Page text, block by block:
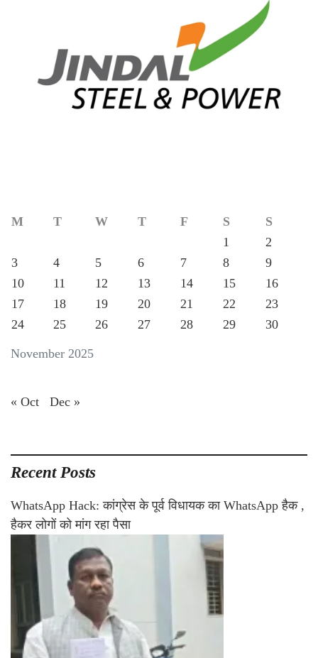
November 2025
M T W T F S
S
1
2
3
4 5 6 7 8
9
10
11 12 13 14 15
16
17
18 19 20 21 22
23
24
25 26 27 28 29 30
« Oct Dec »
Recent Posts
WhatsApp Hack: कांग्रेस के पूर्व विधायक का WhatsApp हैक ,
हैकर लोगों को मांग रहा पैसा